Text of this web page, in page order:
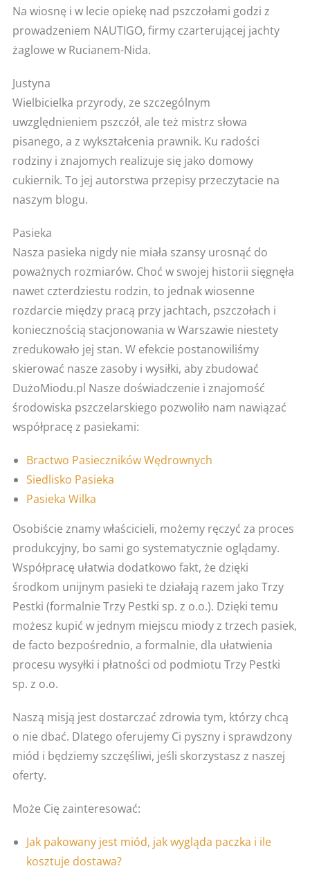
Na wiosnę i w lecie opiekę nad pszczołami godzi z
prowadzeniem NAUTIGO, firmy czarterującej jachty
żaglowe w Rucianem-Nida.
Justyna
Wielbicielka przyrody, ze szczególnym
uwzględnieniem pszczół, ale też mistrz słowa
pisanego, a z wykształcenia prawnik. Ku radości
rodziny i znajomych realizuje się jako domowy
cukiernik. To jej autorstwa przepisy przeczytacie na
naszym blogu.
Pasieka
Nasza pasieka nigdy nie miała szansy urosnąć do
poważnych rozmiarów. Choć w swojej historii sięgnęła
nawet czterdziestu rodzin, to jednak wiosenne
rozdarcie między pracą przy jachtach, pszczołach i
koniecznością stacjonowania w Warszawie niestety
zredukowało jej stan. W efekcie postanowiliśmy
skierować nasze zasoby i wysiłki, aby zbudować
DużoMiodu.pl Nasze doświadczenie i znajomość
środowiska pszczelarskiego pozwoliło nam nawiązać
współpracę z pasiekami:
Bractwo Pasieczników Wędrownych
Siedlisko Pasieka
Pasieka Wilka
Osobiście znamy właścicieli, możemy ręczyć za proces
produkcyjny, bo sami go systematycznie oglądamy.
Współpracę ułatwia dodatkowo fakt, że dzięki
środkom unijnym pasieki te działają razem jako Trzy
Pestki (formalnie Trzy Pestki sp. z o.o.). Dzięki temu
możesz kupić w jednym miejscu miody z trzech pasiek,
de facto bezpośrednio, a formalnie, dla ułatwienia
procesu wysyłki i płatności od podmiotu Trzy Pestki
sp. z o.o.
Naszą misją jest dostarczać zdrowia tym, którzy chcą
o nie dbać. Dlatego oferujemy Ci pyszny i sprawdzony
miód i będziemy szczęśliwi, jeśli skorzystasz z naszej
oferty.
Może Cię zainteresować:
Jak pakowany jest miód, jak wygląda paczka i ile
kosztuje dostawa?